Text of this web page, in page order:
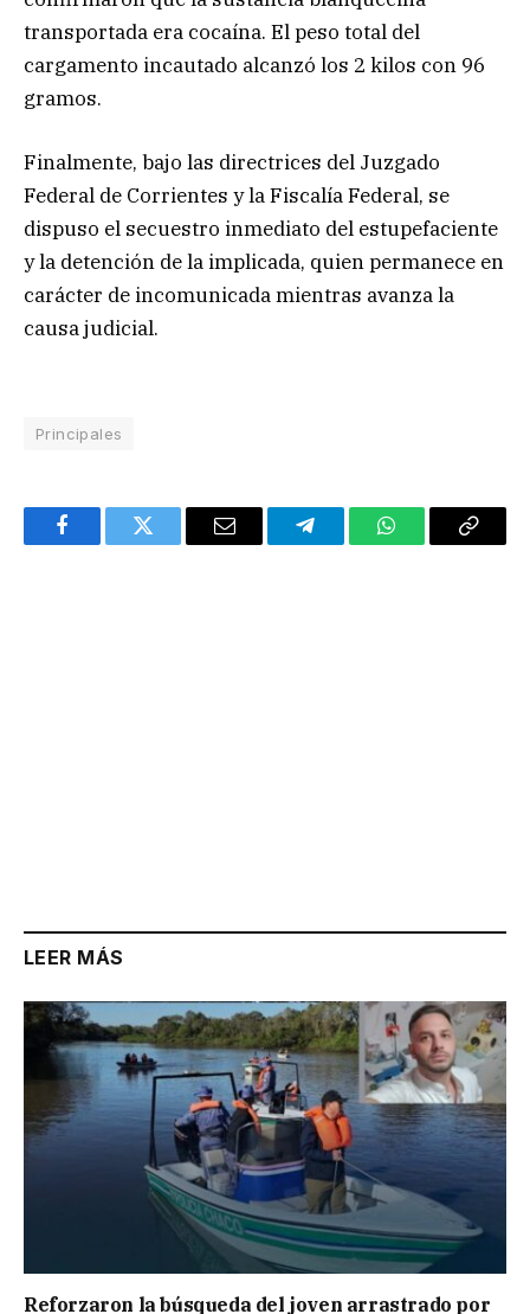
transportada era cocaína. El peso total del
cargamento incautado alcanzó los 2 kilos con 96
gramos.
Finalmente, bajo las directrices del Juzgado
Federal de Corrientes y la Fiscalía Federal, se
dispuso el secuestro inmediato del estupefaciente
y la detención de la implicada, quien permanece en
carácter de incomunicada mientras avanza la
causa judicial.
Principales
FacebookTwitter Email TelegramWhatsAppCopy
LEER MÁS
Reforzaron la búsqueda del joven arrastrado por